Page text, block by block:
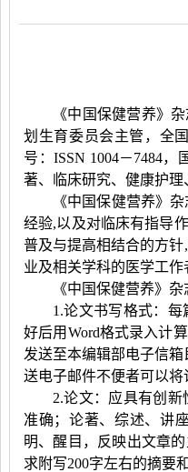
《中国保健营养》
划生育委员会主管， 全
号：ISSN 1004－7484，
著、临床研究、健康护
《中国保健营养》
经验,以及对临床有指导
普及与提高相结合的方针,
业及相关学科的医学工作
《中国保健营养》杂
1.论文书写格式：
好后用 Word格式录入计
发送至本编辑部电子信
送电子邮件不便者可以将
2.论文：应具有创
准确；论著、综述、讲
明、醒目，反映出文章
求附写200字左右的摘要